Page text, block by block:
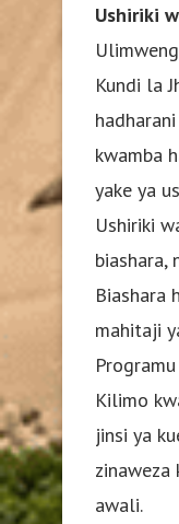
Ushiriki
Kundi la
kwamba
yake ya
Ushiriki
biashara,
Biashara
mahitaji
Kilimo
jinsi ya
zinaweza
awali.